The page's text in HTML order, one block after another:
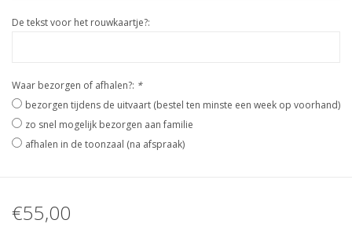
De tekst voor het rouwkaartje?:
Waar bezorgen of afhalen?: *
bezorgen tijdens de uitvaart (bestel ten minste een week op voorhand)
zo snel mogelijk bezorgen aan familie
afhalen in de toonzaal (na afspraak)
€55,00